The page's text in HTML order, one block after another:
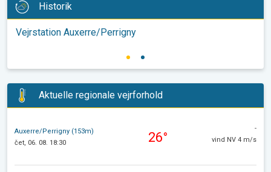
Historik
Vejrstation Auxerre/Perrigny
Aktuelle regionale vejrforhold
Auxerre/Perrigny (153m)
čet, 06. 08. 18:30
26°
-
vind NV 4 m/s